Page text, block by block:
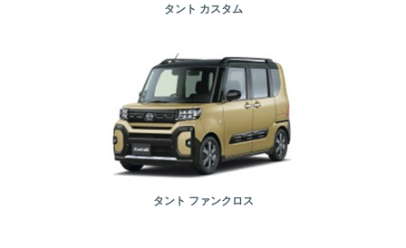
タント カスタム
タント ファンクロス